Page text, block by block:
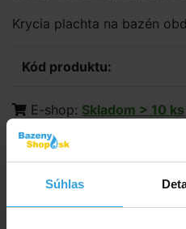
Súhlas
Krycia plachta na bazén
Kód produktu:
E-shop: Skladom > 10 ks